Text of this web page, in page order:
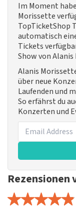
Im Moment
Morissette
TopTicketShop
automatisch
Tickets
Show von
Alanis
über neue
Laufenden und
So erfährst du
Konzerten und
Rezensionen